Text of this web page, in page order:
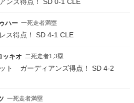
ハー 一死走者満塁
ス得点！ SD 4-1 CLE
ッキオ 二死走者1,3塁
ト ガーディアンズ得点！ SD 4-2
一死走者満塁